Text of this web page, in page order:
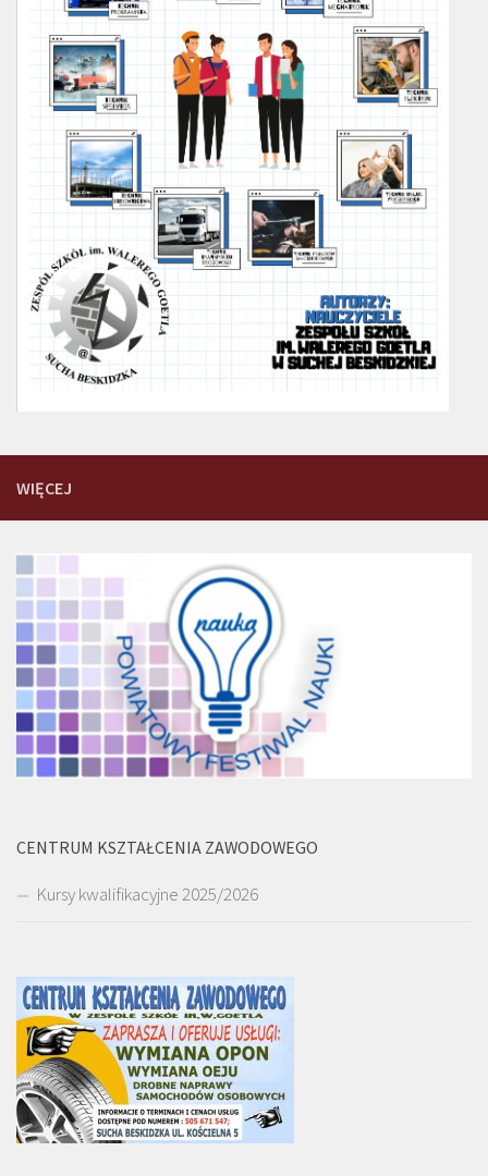
WIĘCEJ
CENTRUM KSZTAŁCENIA ZAWODOWEGO
Kursy kwalifikacyjne 2025/2026